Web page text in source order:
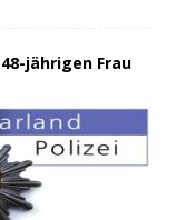
jährigen Frau